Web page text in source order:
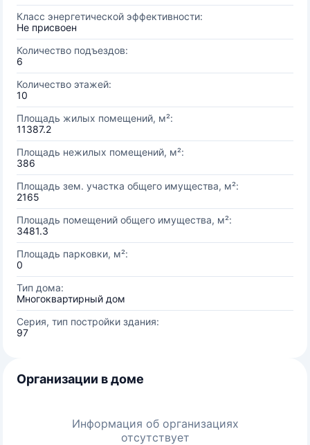
Класс энергетической эффективности:
Не присвоен
Количество подъездов:
6
Количество этажей:
10
Площадь жилых помещений, м²:
11387.2
Площадь нежилых помещений, м²:
386
Площадь зем. участка общего имущества, м²:
2165
Площадь помещений общего имущества, м²:
3481.3
Площадь парковки, м²:
0
Тип дома:
Многоквартирный дом
Серия, тип постройки здания:
97
Организации в доме
Информация об организациях
отсутствует